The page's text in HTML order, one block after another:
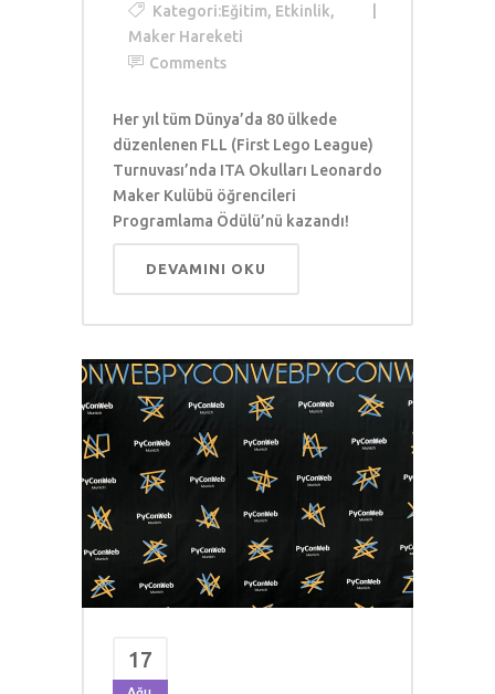
Kategori:Eğitim, Etkinlik,
Maker Hareketi
Comments
Her yıl tüm Dünya’da 80 ülkede
düzenlenen FLL (First Lego League)
Turnuvası’nda ITA Okulları Leonardo
Maker Kulübü öğrencileri
Programlama Ödülü’nü kazandı!
DEVAMINI OKU
17